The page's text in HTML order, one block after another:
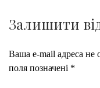
Залишити
Ваша e-mail адреса не
поля позначені *